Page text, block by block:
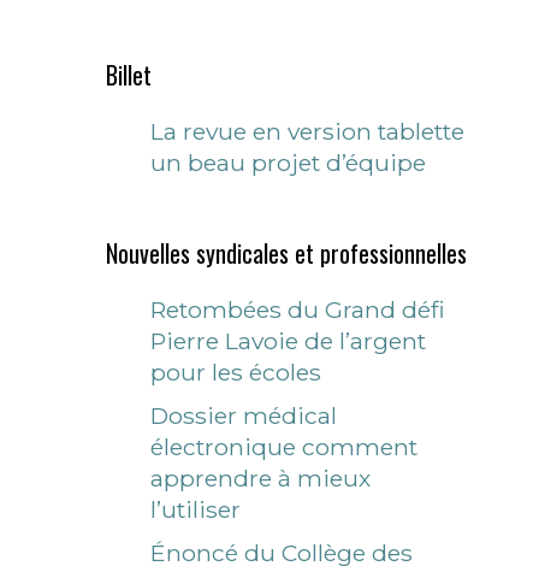
Billet
La revue en version tablette
un beau projet d’équipe
Nouvelles syndicales et professionnelles
Retombées du Grand défi
Pierre Lavoie de l’argent
pour les écoles
Dossier médical
électronique comment
apprendre à mieux
l’utiliser
Énoncé du Collège des